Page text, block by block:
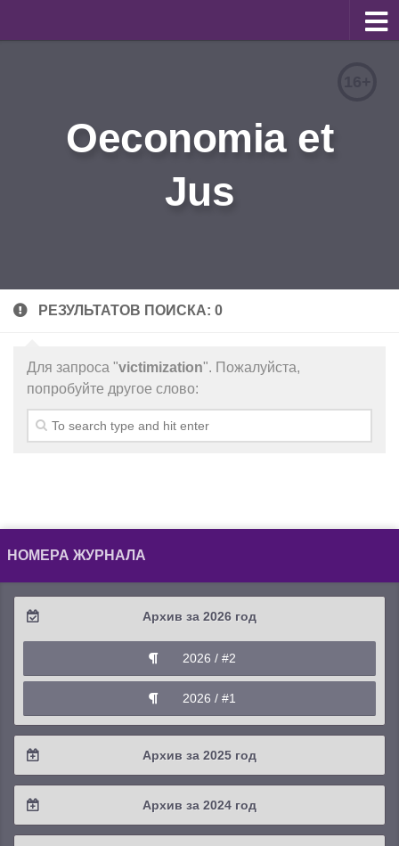
Для авторов
Архив
Oeconomia et
Jus
РЕЗУЛЬТАТОВ ПОИСКА: 0
Для запроса "victimization". Пожалуйста,
попробуйте другое слово:
НОМЕРА ЖУРНАЛА
Архив за 2026 год
2026 / #2
2026 / #1
Архив за 2025 год
2025 / #4
2025 / #3
Архив за 2024 год
2024 / #4